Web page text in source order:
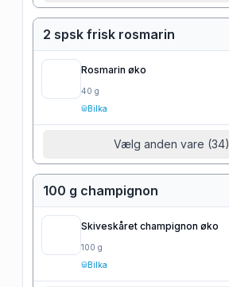
2 spsk frisk rosmarin
Rosmarin øko
40 g
Bilka
Vælg anden vare (34)
100 g champignon
Skiveskåret champignon øko
100 g
Bilka